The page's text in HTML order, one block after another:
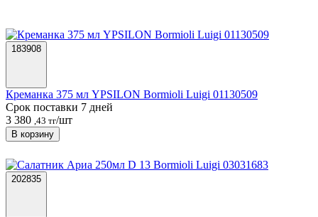
183908
Креманка 375 мл YPSILON Bormioli Luigi 01130509
Срок поставки 7 дней
3 380 ,43 тг/шт
В корзину
202835